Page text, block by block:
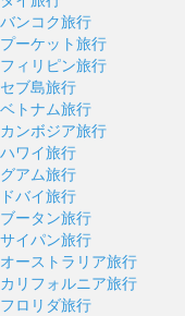
バンコク旅行
プーケット旅行
フィリピン旅行
セブ島旅行
ベトナム旅行
カンボジア旅行
ハワイ旅行
グアム旅行
ドバイ旅行
ブータン旅行
サイパン旅行
オーストラリア旅行
カリフォルニア旅行
フロリダ旅行